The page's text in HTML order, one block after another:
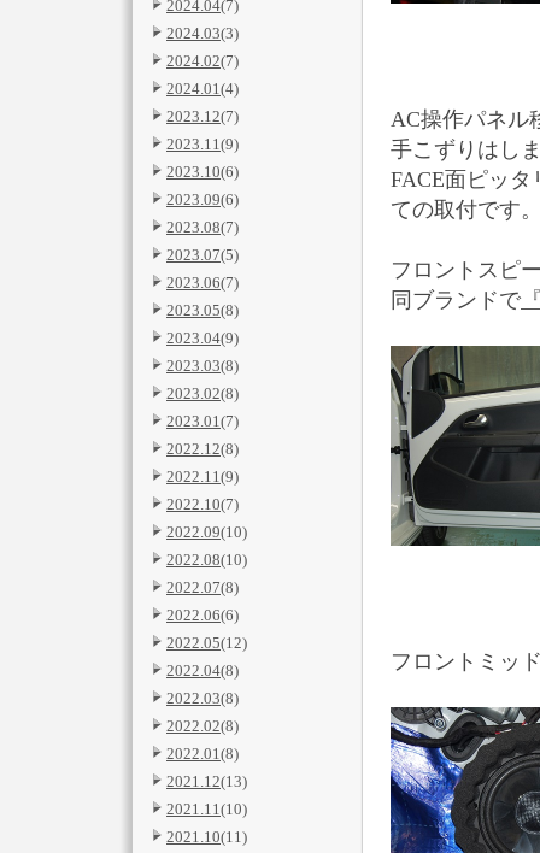
2024.04(7)
2024.03(3)
2024.02(7)
2024.01(4)
2023.12(7)
2023.11(9)
2023.10(6)
2023.09(6)
2023.08(7)
2023.07(5)
2023.06(7)
2023.05(8)
2023.04(9)
2023.03(8)
2023.02(8)
2023.01(7)
2022.12(8)
2022.11(9)
2022.10(7)
2022.09(10)
2022.08(10)
2022.07(8)
2022.06(6)
2022.05(12)
2022.04(8)
2022.03(8)
2022.02(8)
2022.01(8)
2021.12(13)
2021.11(10)
2021.10(11)
AC操作パネル
手こずりはし
FACE面ピッ
ての取付です
フロントスピ
同ブランドで
フロントミッ